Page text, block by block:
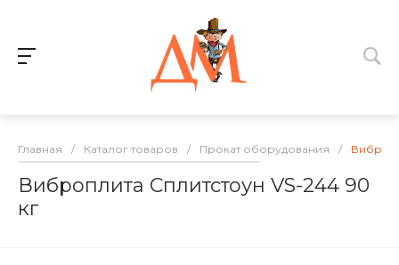
Главная / Каталог товаров / Прокат оборудования /
Виброплита Сплитстоун VS-244 90
кг